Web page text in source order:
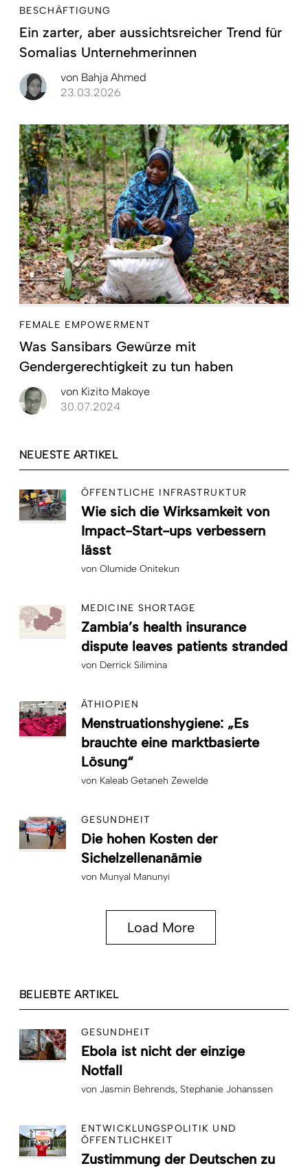
BESCHÄFTIGUNG
Ein zarter, aber aussichtsreicher Trend für
Somalias Unternehmerinnen
von Bahja Ahmed
23.03.2026
FEMALE EMPOWERMENT
Was Sansibars Gewürze mit
Gendergerechtigkeit zu tun haben
von Kizito Makoye
30.07.2024
NEUESTE ARTIKEL
ÖFFENTLICHE INFRASTRUKTUR
Wie sich die Wirksamkeit von
Impact-Start-ups verbessern
lässt
von Olumide Onitekun
MEDICINE SHORTAGE
Zambia’s health insurance
dispute leaves patients stranded
von Derrick Silimina
ÄTHIOPIEN
Menstruationshygiene: „Es
brauchte eine marktbasierte
Lösung“
von Kaleab Getaneh Zewelde
GESUNDHEIT
Die hohen Kosten der
Sichelzellenanämie
von Munyal Manunyi
Load More
BELIEBTE ARTIKEL
GESUNDHEIT
Ebola ist nicht der einzige
Notfall
von Jasmin Behrends Stephanie Johanssen
ENTWICKLUNGSPOLITIK UND
ÖFFENTLICHKEIT
Zustimmung der Deutschen zu